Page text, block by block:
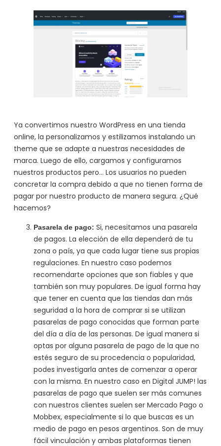
Ya convertimos nuestro WordPress en una tienda
online, la personalizamos y estilizamos instalando un
theme que se adapte a nuestras necesidades de
marca. Luego de ello, cargamos y configuramos
nuestros productos pero… Los usuarios no pueden
concretar la compra debido a que no tienen forma de
pagar por nuestro producto de manera segura. ¿Qué
hacemos?
Pasarela de pago: Si, necesitamos una pasarela
de pagos. La elección de ella dependerá de tu
zona o país, ya que cada lugar tiene sus propias
regulaciones. En nuestro caso podemos
recomendarte opciones que son fiables y que
también son muy populares. De igual forma hay
que tener en cuenta que las tiendas dan más
seguridad a la hora de comprar si se utilizan
pasarelas de pago conocidas que forman parte
del día a día de las personas. De igual manera si
optas por alguna pasarela de pago de la que no
estés seguro de su procedencia o popularidad,
podes investigarla antes de comenzar a operar
con la misma. En nuestro caso en Digital JUMP! las
pasarelas de pago que suelen ser más comunes
con nuestros clientes suelen ser Mercado Pago o
Mobbex, especialmente si lo que buscas es un
medio de pago en pesos argentinos. Son de muy
fácil vinculación y ambas plataformas tienen